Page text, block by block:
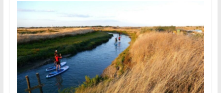
l’étranger
pour
assouvir
leur
passion,